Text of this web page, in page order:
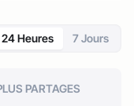
24 Heures 7 Jours
PARTAGES